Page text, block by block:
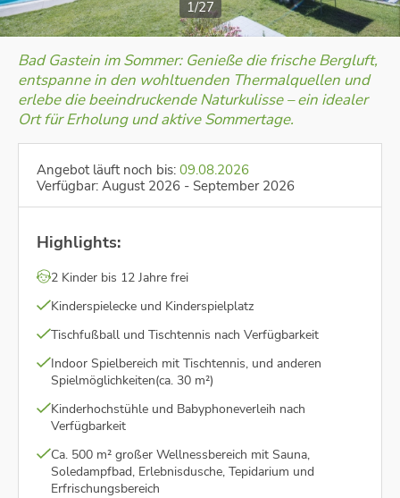
1/27
Bad Gastein im Sommer: Genieße die frische Bergluft,
entspanne in den wohltuenden Thermalquellen und
erlebe die beeindruckende Naturkulisse – ein idealer
Ort für Erholung und aktive Sommertage.
Angebot läuft noch bis: 09.08.2026
Verfügbar: August 2026 - September 2026
Highlights:
2 Kinder bis 12 Jahre frei
Kinderspielecke und Kinderspielplatz
Tischfußball und Tischtennis nach Verfügbarkeit
Indoor Spielbereich mit Tischtennis, und anderen
Spielmöglichkeiten(ca. 30 m²)
Kinderhochstühle und Babyphoneverleih nach
Verfügbarkeit
Ca. 500 m² großer Wellnessbereich mit Sauna,
Soledampfbad, Erlebnisdusche, Tepidarium und
Erfrischungsbereich